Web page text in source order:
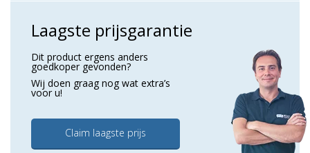
Laagste prijsgarantie
Dit product ergens anders
goedkoper gevonden?
Wij doen graag nog wat extra’s
voor u!
Claim laagste prijs